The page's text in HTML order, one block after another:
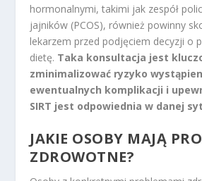
hormonalnymi, takimi jak zespół
jajników (PCOS), również powinny
lekarzem przed podjęciem decyzji o
dietę. Taka konsultacja jest
zminimalizować ryzyko
ewentualnych komplikacji i
SIRT jest odpowiednia w danej
JAKIE OSOBY MAJĄ
ZDROWOTNE?